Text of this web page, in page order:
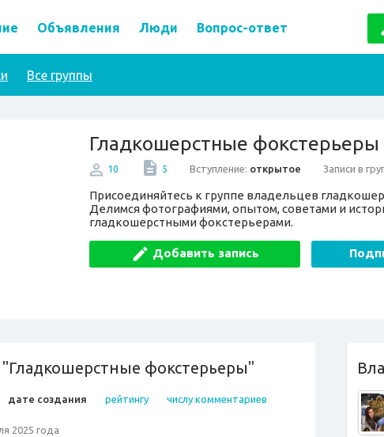
Объявления Люди Вопрос-ответ
Все группы
Гладкошерстные фокстерьеры
10 5 Вступление: открытое Записи в
Присоединяйтесь к группе владельцев
Делимся фотографиями, опытом, советами и
гладкошерстными фокстерьерами.
Добавить запись
"Гладкошерстные фокстерьеры"
дате создания рейтингу числу комментариев
2025 года